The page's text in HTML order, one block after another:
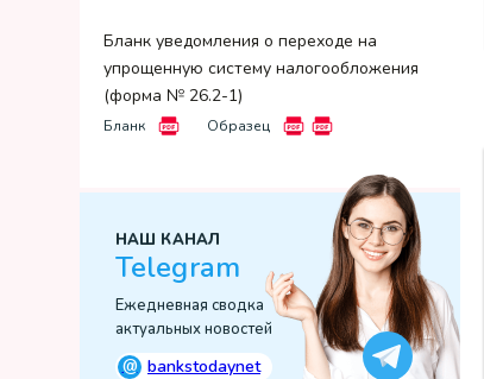
Бланк уведомления о переходе на
упрощенную систему налогообложения
(форма № 26.2-1)
Бланк Образец
НАШ КАНАЛ
Telegram
Ежедневная сводка
актуальных новостей
@ bankstodaynet